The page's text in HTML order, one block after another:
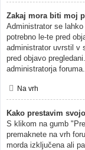
Zakaj mora biti moj
Administrator se
potrebno le-te pred
administrator uvrstil v
pred objavo
administratorja foruma.
Na vrh
Kako prestavim
S klikom na gumb
premaknete na vrh
morda izključena ali